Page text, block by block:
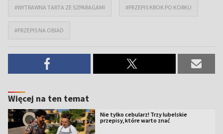
#WYTRAWNA TARTA ZE SZPARAGAMI #PRZEPIS KROK PO KORKU
#PRZEPIS NA OBIAD
Więcej na ten temat
Nie tylko cebularz! Trzy lubelskie
przepisy, które warto znać